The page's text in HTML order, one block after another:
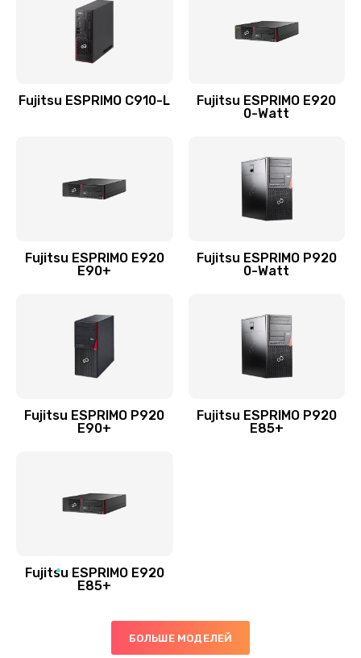
Fujitsu ESPRIMO C910-L
Fujitsu ESPRIMO E920
0-Watt
Fujitsu ESPRIMO E920
E90+
Fujitsu ESPRIMO P920
0-Watt
Fujitsu ESPRIMO P920
E90+
Fujitsu ESPRIMO P920
E85+
Fujitsu ESPRIMO E920
E85+
БОЛЬШЕ МОДЕЛЕЙ